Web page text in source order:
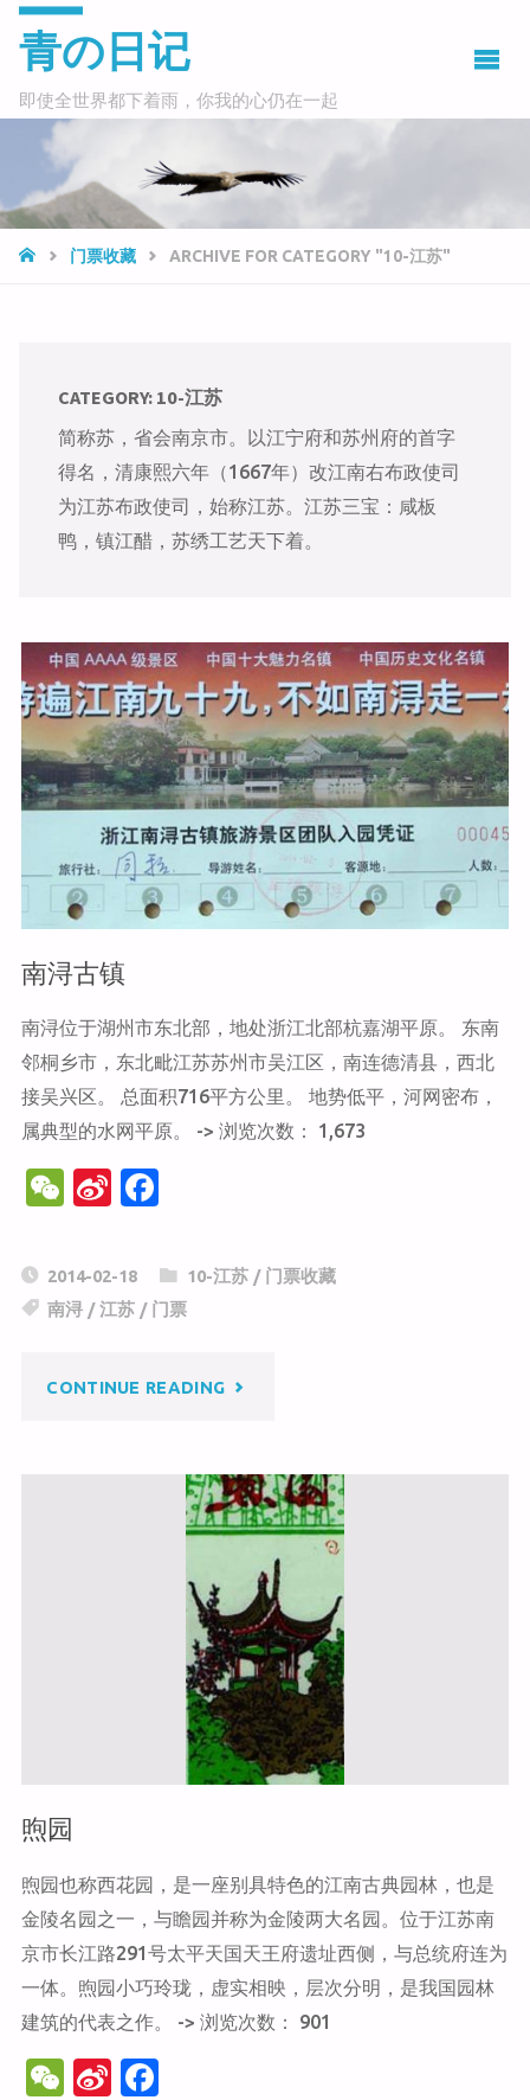
青の日记
即使全世界都下着雨，你我的心仍在一起
HOME门票收藏 ARCHIVE FOR CATEGORY "10-江苏"
CATEGORY: 10-江苏
简称苏，省会南京市。以江宁府和苏州府的首字
得名，清康熙六年（1667年）改江南右布政使司
为江苏布政使司，始称江苏。江苏三宝：咸板
鸭，镇江醋，苏绣工艺天下着。
南浔古镇
南浔位于湖州市东北部，地处浙江北部杭嘉湖平原。 东南
邻桐乡市，东北毗江苏苏州市吴江区，南连德清县，西北
接吴兴区。 总面积716平方公里。 地势低平，河网密布，
属典型的水网平原。 -> 浏览次数： 1,673
W
C
h
Si
a
W
b
c
e
o
2014-02-18 10-江苏/ 门票收藏
南浔 /江苏 / 门票
CONTINUE READING"南
古
煦园
煦园也称西花园，是一座别具特色的江南古典园林，也是
金陵名园之一，与瞻园并称为金陵两大名园。位于江苏南
京市长江路291号太平天国天王府遗址西侧，与总统府连为
一体。煦园小巧玲珑，虚实相映，层次分明，是我国园林
建筑的代表之作。 -> 浏览次数： 901
W
Si